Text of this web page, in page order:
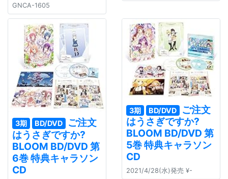
GNCA-1605
3期 BD/DVD
ご注文
はうさぎですか?
BLOOM BD/DVD 第
6巻 特典キャラソン
CD
3期 BD/DVD
ご注文
はうさぎですか?
BLOOM BD/DVD 第
5巻 特典キャラソン
CD
2021/4/28(水)発売 ¥-